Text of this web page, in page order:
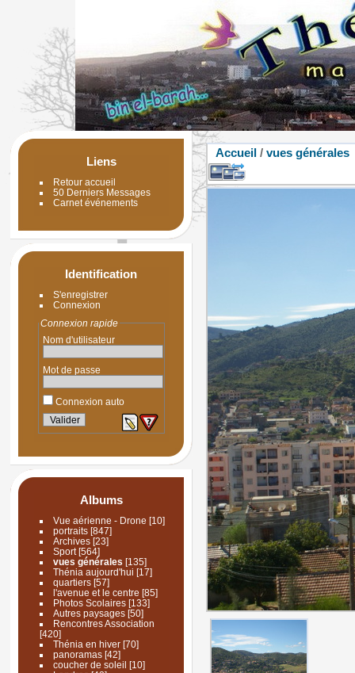
Liens
Retour accueil
50 Derniers Messages
Carnet événements
Identification
S'enregistrer
Connexion
Connexion rapide
Nom d'utilisateur
Mot de passe
Connexion auto
Albums
Vue aérienne - Drone [10]
portraits[847]
Archives [23]
Sport[564]
vues générales [135]
Thénia aujourd'hui [17]
quartiers[57]
l'avenue et le centre [85]
Photos Scolaires[133]
Autres paysages[50]
Rencontres Association
[420]
Thénia en hiver[70]
panoramas[42]
coucher de soleil [10]
Accueil / vues générales